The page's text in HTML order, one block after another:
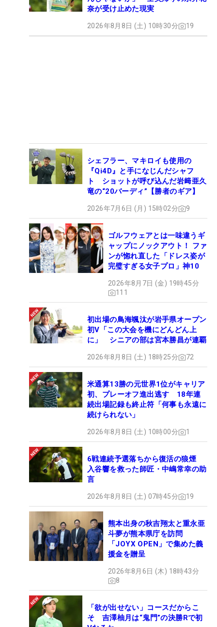
奈が受け止めた現実
2026年8月8日 (土) 10時30分 19
シェフラー、マキロイも使用の
『Qi4D』と手になじんだシャフ
ト ショットが呼び込んだ岩﨑亜久
竜の“20バーディ”【勝者のギア】
2026年7月6日 (月) 15時02分 9
ゴルフウェアとは一味違うギ
ャップにノックアウト！ ファ
ンが惚れ直した「ドレス姿が
完璧すぎる女子プロ」神10
2026年8月7日 (金) 19時45分
111
初出場の鳥海颯汰が岩手県オープン
初V「この大会を機にどんどん上
に」 シニアの部は宮本勝昌が連覇
2026年8月8日 (土) 18時25分 72
米通算13勝の元世界1位がキャリア
初、プレーオフ進出逃す 18年連
続出場記録も終止符「何事も永遠に
続けられない」
2026年8月8日 (土) 10時00分 1
6戦連続予選落ちから復活の狼煙
入谷響を救った師匠・中嶋常幸の助
言
2026年8月8日 (土) 07時45分 19
熊本出身の秋吉翔太と重永亜
斗夢が熊本県庁を訪問
「JOYX OPEN」で集めた義
援金を贈呈
2026年8月6日 (木) 18時43分
8
「欲が出せない」コースだからこ
そ 吉澤柚月は“鬼門”の決勝Rで初